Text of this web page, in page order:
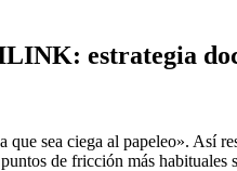
estrategia
que sea ciega al papeleo».
de fricción más habituales